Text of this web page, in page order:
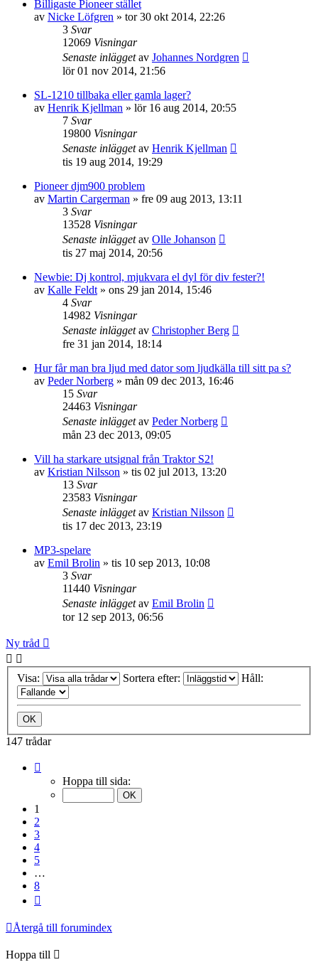
Billigaste Pioneer stället
av Nicke Löfgren » tor 30 okt 2014, 22:26
3 Svar
12069 Visningar
Senaste inläggetav Johannes Nordgren
lör 01 nov 2014, 21:56
SL-1210 tillbaka eller gamla lager?
av Henrik Kjellman » lör 16 aug 2014, 20:55
7 Svar
19800 Visningar
Senaste inläggetav Henrik Kjellman
tis 19 aug 2014, 19:29
Pioneer djm900 problem
av Martin Cargerman » fre 09 aug 2013, 13:11
3 Svar
13528 Visningar
Senaste inläggetav Olle Johanson
tis 27 maj 2014, 20:56
Newbie: Dj kontrol, mjukvara el dyl för div fester?!
av Kalle Feldt » ons 29 jan 2014, 15:46
4 Svar
14982 Visningar
Senaste inläggetav Christopher Berg
fre 31 jan 2014, 18:14
Hur får man bra ljud med dator som ljudkälla till sitt pa s?
av Peder Norberg » mån 09 dec 2013, 16:46
15 Svar
24463 Visningar
Senaste inläggetav Peder Norberg
mån 23 dec 2013, 09:05
Vill ha starkare utsignal från Traktor S2!
av Kristian Nilsson » tis 02 jul 2013, 13:20
13 Svar
23583 Visningar
Senaste inläggetav Kristian Nilsson
tis 17 dec 2013, 23:19
MP3-spelare
av Emil Brolin » tis 10 sep 2013, 10:08
3 Svar
11440 Visningar
Senaste inläggetav Emil Brolin
tor 12 sep 2013, 06:56
Ny tråd
Visa: Sortera efter: Håll:
147 trådar
Hoppa till sida:
1
2
3
4
5
…
8
Återgå till forumindex
Hoppa till